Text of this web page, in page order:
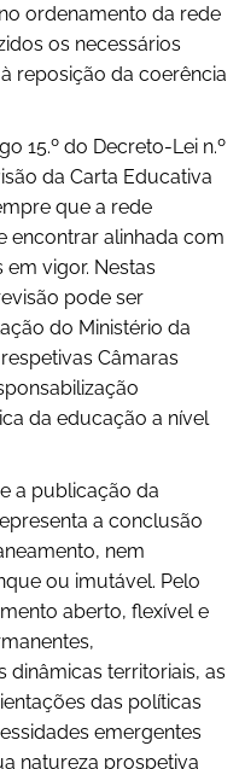
ordenamento da rede
os necessários
reposição da coerência
15.º do Decreto-Lei n.º
da Carta Educativa
que a rede
encontrar alinhada com
vigor. Nestas
pode ser
do Ministério da
Câmaras
da educação a nível
a publicação da
a conclusão
nem
ou imutável. Pelo
aberto, flexível e
territoriais, as
das políticas
emergentes
natureza prospetiva